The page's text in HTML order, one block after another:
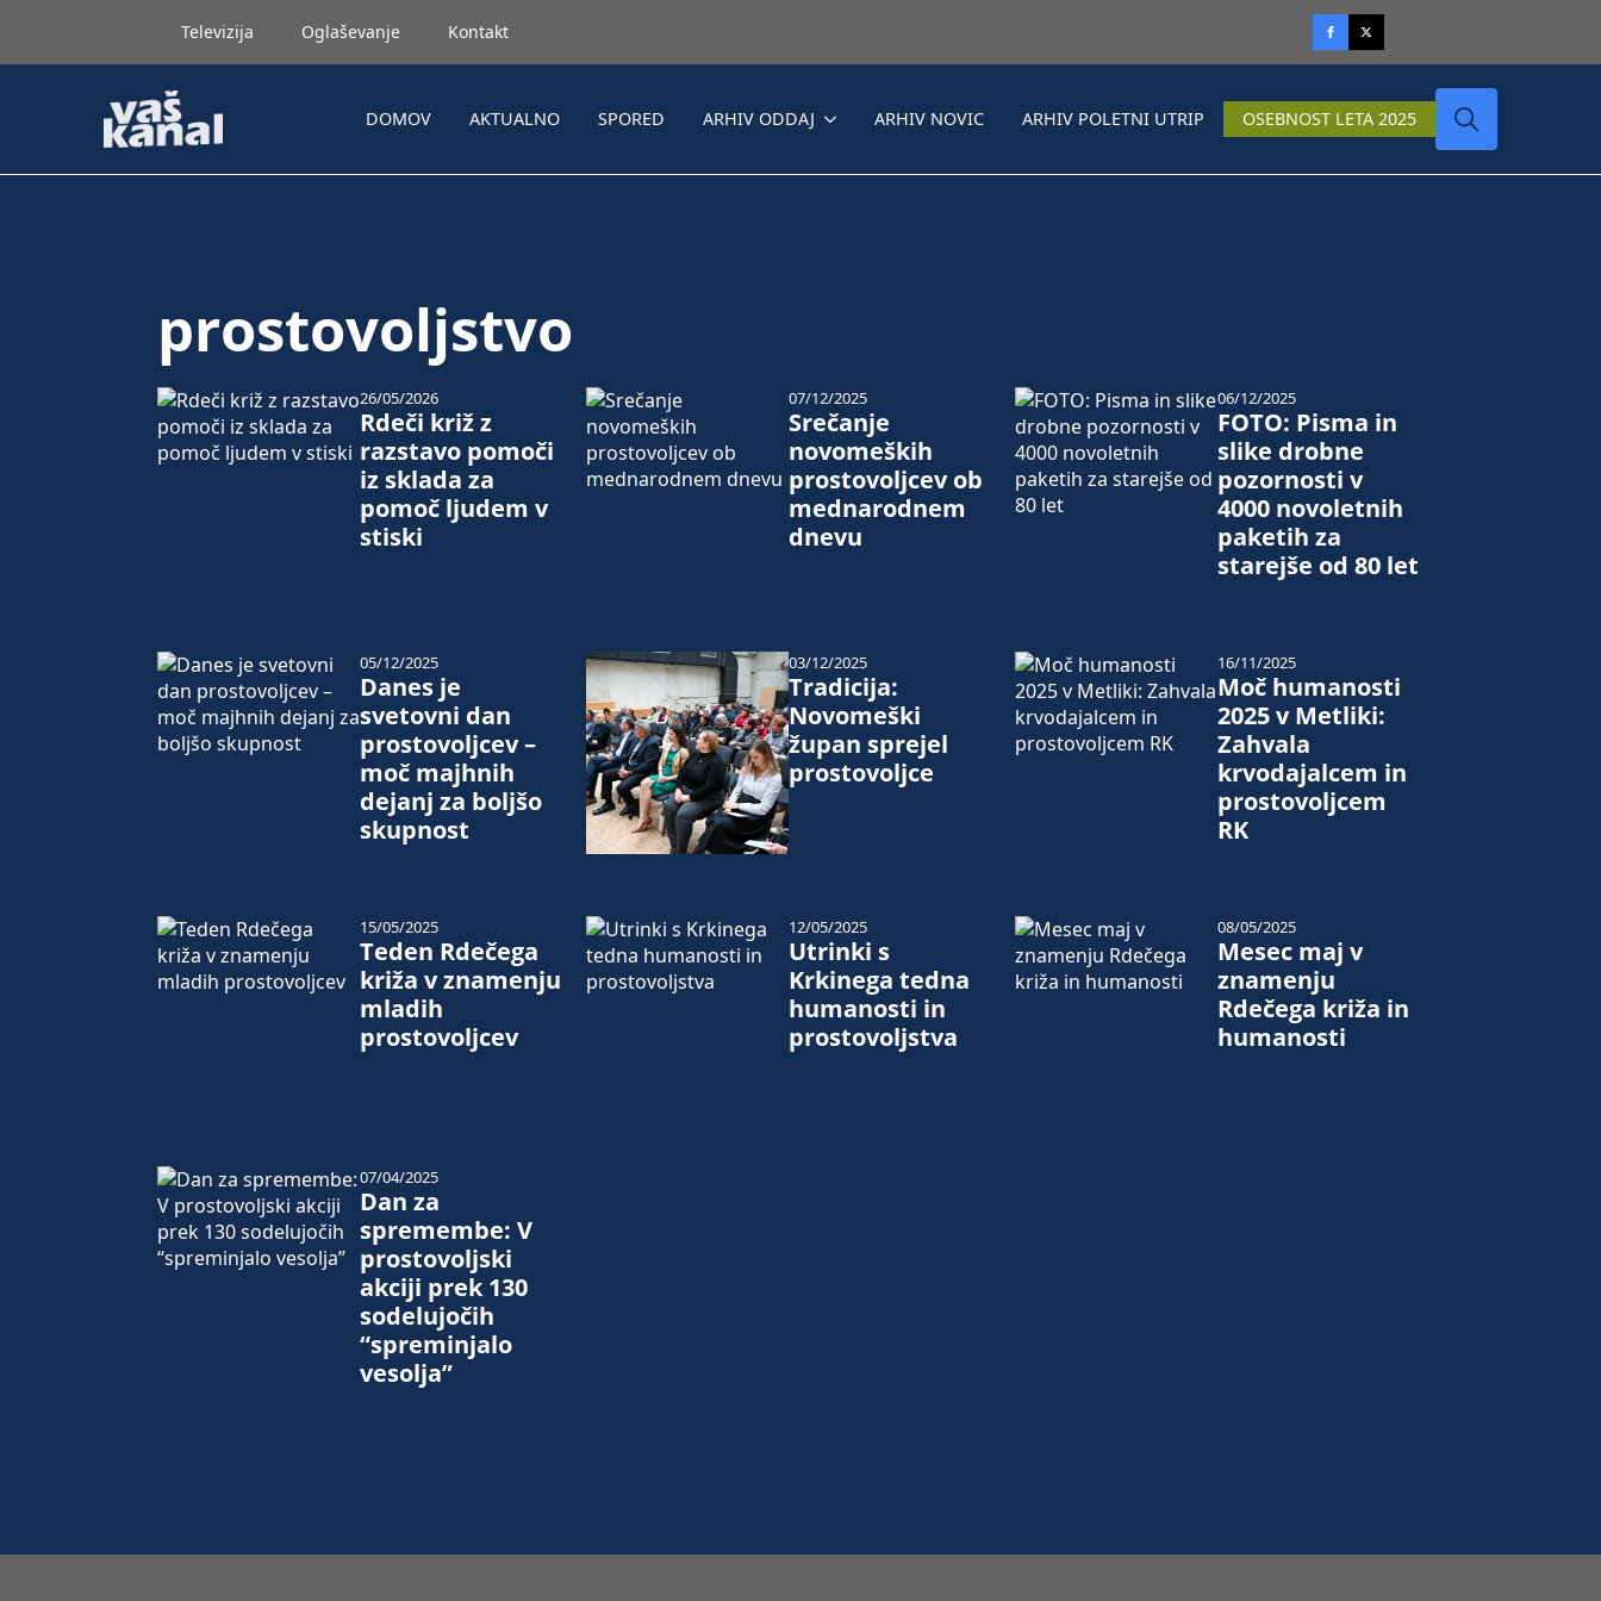
Televizija Oglaševanje Kontakt
DOMOV AKTUALNO SPORED ARHIV ODDAJ ARHIV NOVIC ARHIV POLETNI UTRIP OSEBNOST LETA 2025
prostovoljstvo
Rdeči križ z
razstavo pomoči
iz sklada za
pomoč ljudem v
stiski
26/05/2026
Srečanje
novomeških
prostovoljcev ob
mednarodnem
dnevu
07/12/2025
FOTO: Pisma in
slike drobne
pozornosti v
4000 novoletnih
paketih za
starejše od 80 let
06/12/2025
Danes je
svetovni dan
prostovoljcev –
moč majhnih
dejanj za boljšo
skupnost
05/12/2025
Tradicija:
Novomeški
župan sprejel
prostovoljce
03/12/2025
Moč humanosti
2025 v Metliki:
Zahvala
krvodajalcem in
prostovoljcem
RK
16/11/2025
Teden Rdečega
križa v znamenju
mladih
prostovoljcev
15/05/2025
Utrinki s
Krkinega tedna
humanosti in
prostovoljstva
12/05/2025
Mesec maj v
znamenju
Rdečega križa in
humanosti
08/05/2025
Dan za
spremembe: V
prostovoljski
akciji prek 130
sodelujočih
“spreminjalo
vesolja”
07/04/2025